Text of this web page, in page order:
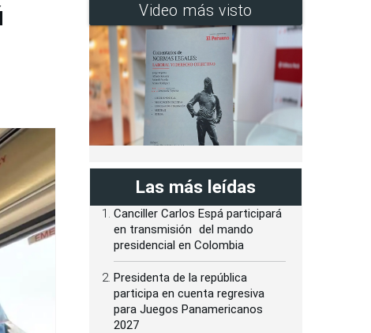
Video más visto
Las más leídas
Canciller Carlos Espá participará
en transmisión del mando
presidencial en Colombia
Presidenta de la república
participa en cuenta regresiva
para Juegos Panamericanos
2027